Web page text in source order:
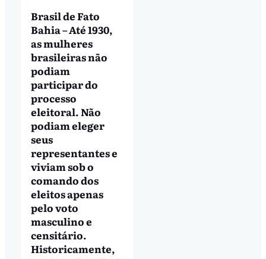
Brasil de Fato
Bahia – Até 1930,
as mulheres
brasileiras não
podiam
participar do
processo
eleitoral. Não
podiam eleger
seus
representantes e
viviam sob o
comando dos
eleitos apenas
pelo voto
masculino e
censitário.
Historicamente,